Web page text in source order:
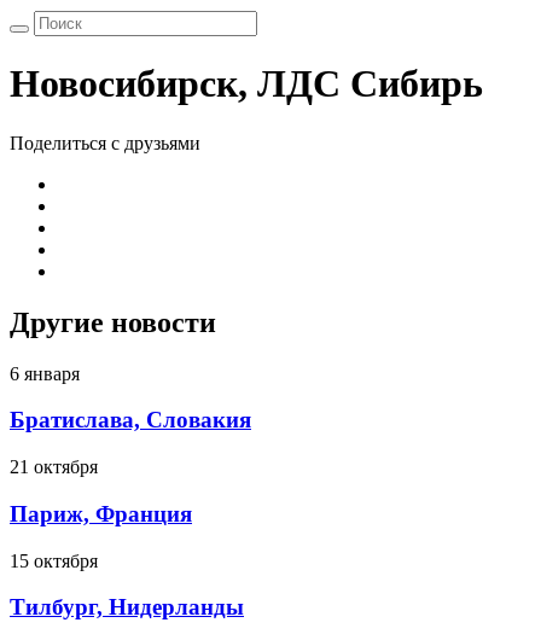
Новосибирск, ЛДС Сибирь
Поделиться с друзьями
Другие новости
6 января
Братислава, Словакия
21 октября
Париж, Франция
15 октября
Тилбург, Нидерланды